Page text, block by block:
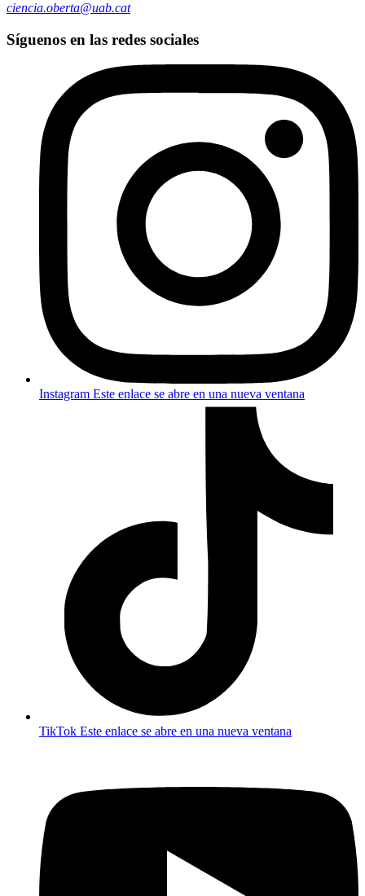
ciencia.oberta@uab.cat
Síguenos en las redes sociales
Instagram Este enlace se abre en una nueva ventana
TikTok Este enlace se abre en una nueva ventana